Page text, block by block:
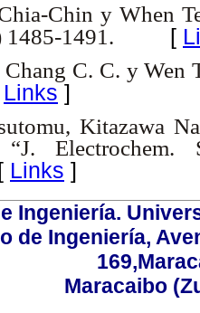
Chin y When
1485-1491.
[
C. C. y Wen
Links ]
Kitazawa
“J.
Links ]
Ingeniería.
de Ingeniería,
Maracaibo